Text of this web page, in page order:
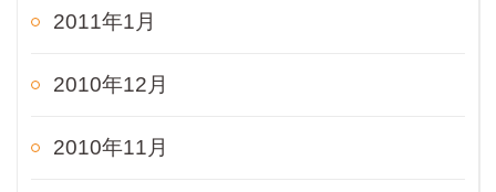
2011年1月
2010年12月
2010年11月